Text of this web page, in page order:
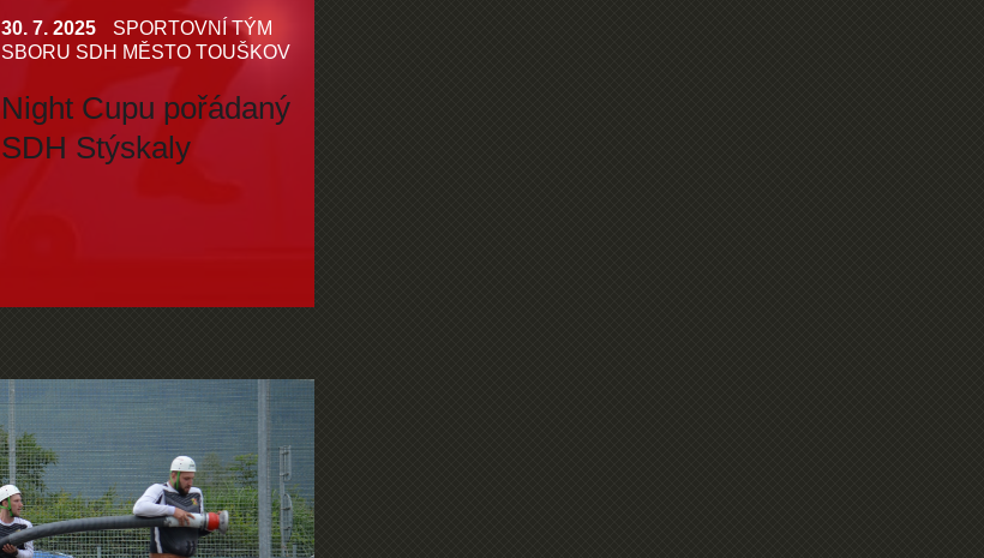
30. 7. 2025
SPORTOVNÍ TÝM
SBORU SDH MĚSTO TOUŠKOV
Night Cupu pořádaný
SDH Stýskaly